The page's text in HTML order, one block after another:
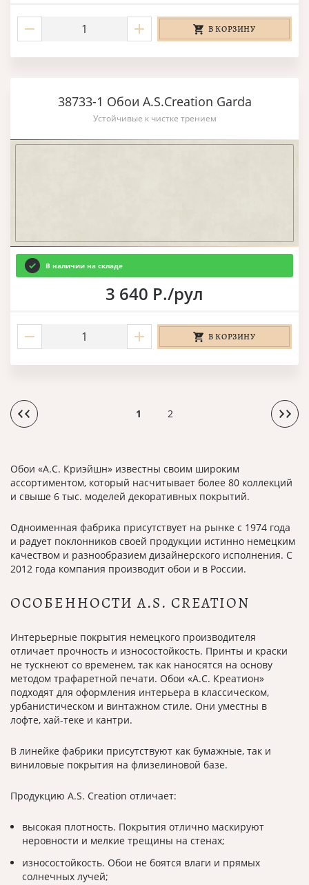
В КОРЗИНУ
38733-1 Обои A.S.Creation Garda
Устойчивые к чистке трением
В наличии на складе
3 640 Р./рул
В КОРЗИНУ
1 2
Обои «А.С. Криэйшн» известны своим широким
ассортиментом, который насчитывает более 80 коллекций
и свыше 6 тыс. моделей декоративных покрытий.
Одноименная фабрика присутствует на рынке с 1974 года
и радует поклонников своей продукции истинно немецким
качеством и разнообразием дизайнерского исполнения. С
2012 года компания производит обои и в России.
ОСОБЕННОСТИ A.S. CREATION
Интерьерные покрытия немецкого производителя
отличает прочность и износостойкость. Принты и краски
не тускнеют со временем, так как наносятся на основу
методом трафаретной печати. Обои «А.С. Креатион»
подходят для оформления интерьера в классическом,
урбанистическом и винтажном стиле. Они уместны в
лофте, хай-теке и кантри.
В линейке фабрики присутствуют как бумажные, так и
виниловые покрытия на флизелиновой базе.
Продукцию A.S. Creation отличает:
высокая плотность. Покрытия отлично маскируют
неровности и мелкие трещины на стенах;
износостойкость. Обои не боятся влаги и прямых
солнечных лучей;